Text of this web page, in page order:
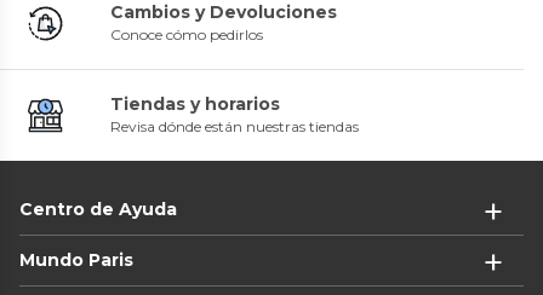
Cambios y Devoluciones
Conoce cómo pedirlos
Tiendas y horarios
Revisa dónde están nuestras tiendas
Centro de Ayuda
Mundo Paris